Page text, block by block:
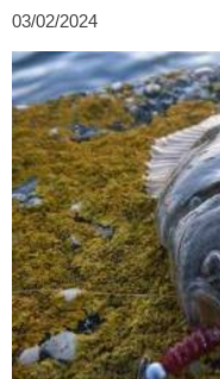
03/02/2024